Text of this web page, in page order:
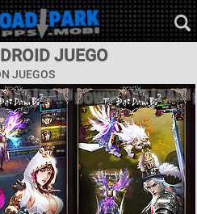
JUEGO
JUEGOS